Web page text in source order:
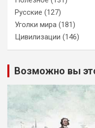
Русские (127)
Уголки мира (181)
Цивилизации (146)
Возможно вы